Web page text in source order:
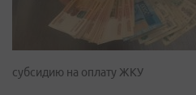
субсидию на оплату ЖКУ